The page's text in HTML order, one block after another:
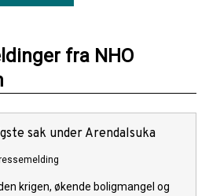
fra NHO
sak under Arendalsuka
krigen, økende boligmangel og